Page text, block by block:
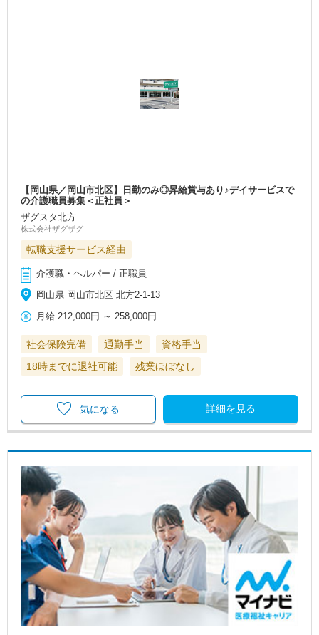
【岡山県／岡山市北区】日勤のみ◎昇給賞与あり♪デイサービスで
の介護職員募集＜正社員＞
ザグスタ北方
株式会社ザグザグ
転職支援サービス経由
介護職・ヘルパー / 正職員
岡山県 岡山市北区 北方2-1-13
月給 212,000円 ～ 258,000円
社会保険完備 通勤手当
資格手当
18時までに退社可能
残業ほぼなし
詳細を見る
気になる